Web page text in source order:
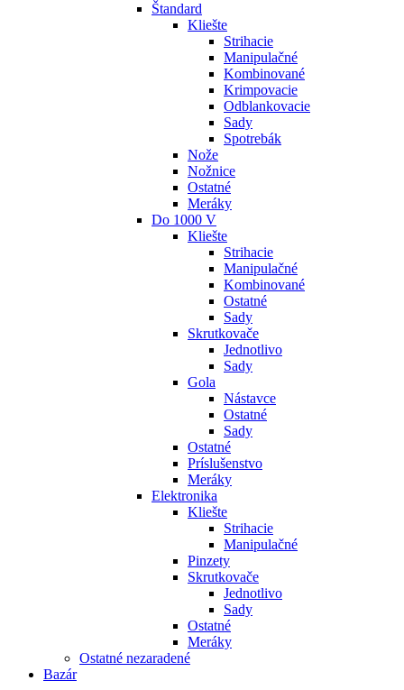
Štandard
Kliešte
Strihacie
Manipulačné
Kombinované
Krimpovacie
Odblankovacie
Sady
Spotrebák
Nože
Nožnice
Ostatné
Meráky
Do 1000 V
Kliešte
Strihacie
Manipulačné
Kombinované
Ostatné
Sady
Skrutkovače
Jednotlivo
Sady
Gola
Nástavce
Ostatné
Sady
Ostatné
Príslušenstvo
Meráky
Elektronika
Kliešte
Strihacie
Manipulačné
Pinzety
Skrutkovače
Jednotlivo
Sady
Ostatné
Meráky
Ostatné nezaradené
Bazár